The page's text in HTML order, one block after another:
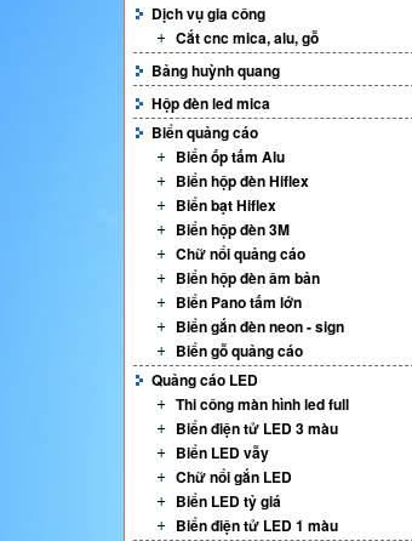
Dịch vụ gia công
Cắt cnc mica, alu, gỗ
Bảng huỳnh quang
Hộp đèn led mica
Biển quảng cáo
Biển ốp tấm Alu
Biển hộp đèn Hiflex
Biển bạt Hiflex
Biển hộp đèn 3M
Chữ nổi quảng cáo
Biển hộp đèn âm bản
Biển Pano tấm lớn
Biển gắn đèn neon - sign
Biển gỗ quảng cáo
Quảng cáo LED
Thi công màn hình led full
Biển điện tử LED 3 màu
Biển LED vẫy
Chữ nổi gắn LED
Biển LED tỷ giá
Biển điện tử LED 1 màu